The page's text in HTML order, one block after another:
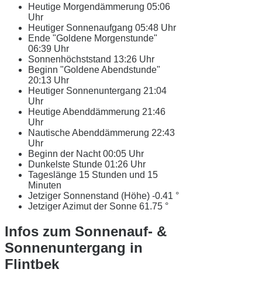
Heutige Morgendämmerung 05:06
Uhr
Heutiger Sonnenaufgang 05:48 Uhr
Ende "Goldene Morgenstunde"
06:39 Uhr
Sonnenhöchststand 13:26 Uhr
Beginn "Goldene Abendstunde"
20:13 Uhr
Heutiger Sonnenuntergang 21:04
Uhr
Heutige Abenddämmerung 21:46
Uhr
Nautische Abenddämmerung 22:43
Uhr
Beginn der Nacht00:05 Uhr
Dunkelste Stunde 01:26 Uhr
Tageslänge 15 Stunden und 15
Minuten
Jetziger Sonnenstand (Höhe) -0.41 °
Jetziger Azimut der Sonne 61.75 °
Infos zum Sonnenauf- &
Sonnenuntergang in
Flintbek